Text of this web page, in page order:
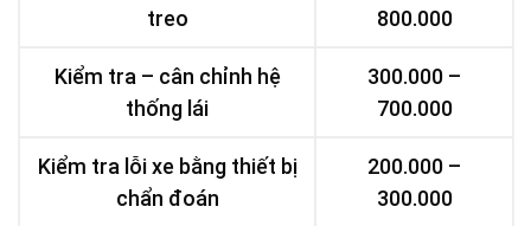
treo
800.000
Kiểm tra – cân chỉnh hệ
thống lái
300.000 –
700.000
Kiểm tra lỗi xe bằng thiết bị
chẩn đoán
200.000 –
300.000